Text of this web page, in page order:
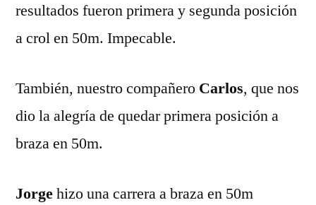
resultados fueron primera y segunda posición
a crol en 50m. Impecable.
También, nuestro compañero Carlos, que nos
dio la alegría de quedar primera posición a
braza en 50m.
Jorgehizo una carrera a braza en 50m